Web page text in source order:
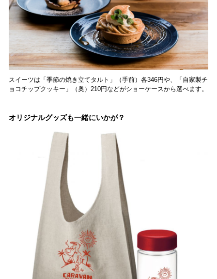
スイーツは「季節の焼き立てタルト」（手前）各346円や、「自家製チ
ョコチップクッキー」（奥）210円などがショーケースから選べます。
オリジナルグッズも一緒にいかが？